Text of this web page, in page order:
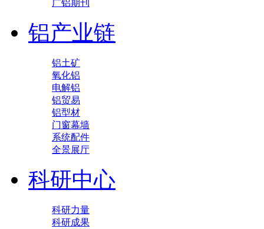
广铝期刊
铝产业链
铝土矿
氧化铝
电解铝
铝贸易
铝型材
门窗幕墙
系统配件
全景展厅
科研中心
科研力量
科研成果